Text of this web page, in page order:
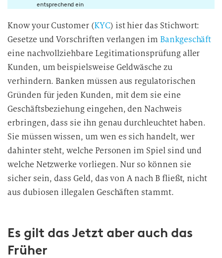
i
l
l
i
g
g
i
n
d
i
e
D
n
v
entsprechend ein
Know your Customer (KYC) ist hier das Stichwort:
Gesetze und Vorschriften verlangen im Bankgeschäft
eine nachvollziehbare Legitimationsprüfung aller
Kunden, um beispielsweise Geldwäsche zu
verhindern. Banken müssen aus regulatorischen
Gründen für jeden Kunden, mit dem sie eine
Geschäftsbeziehung eingehen, den Nachweis
erbringen, dass sie ihn genau durchleuchtet haben.
Sie müssen wissen, um wen es sich handelt, wer
dahinter steht, welche Personen im Spiel sind und
welche Netzwerke vorliegen. Nur so können sie
sicher sein, dass Geld, das von A nach B fließt, nicht
aus dubiosen illegalen Geschäften stammt.
Es gilt das Jetzt aber auch das
Früher